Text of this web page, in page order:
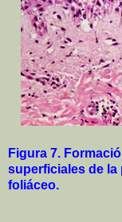
Figura 7.
superficiales de la
foliáceo.